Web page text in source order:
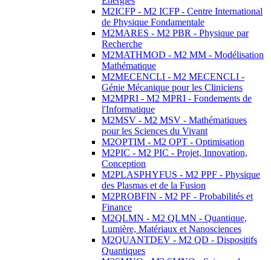
M2ICFP - M2 ICFP - Centre International
de Physique Fondamentale
M2MARES - M2 PBR - Physique par
Recherche
M2MATHMOD - M2 MM - Modélisation
Mathématique
M2MECENCLI - M2 MECENCLI -
Génie Mécanique pour les Cliniciens
M2MPRI - M2 MPRI - Fondements de
l'Informatique
M2MSV - M2 MSV - Mathématiques
pour les Sciences du Vivant
M2OPTIM - M2 OPT - Optimisation
M2PIC - M2 PIC - Projet, Innovation,
Conception
M2PLASPHYFUS - M2 PPF - Physique
des Plasmas et de la Fusion
M2PROBFIN - M2 PF - Probabilités et
Finance
M2QLMN - M2 QLMN - Quantique,
Lumière, Matériaux et Nanosciences
M2QUANTDEV - M2 QD - Dispositifs
Quantiques